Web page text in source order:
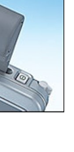
최대 녹음
약 160분 (bit
약 65분 (bit